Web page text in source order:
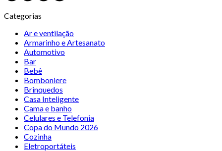
Categorias
Ar e ventilação
Armarinho e Artesanato
Automotivo
Bar
Bebê
Bomboniere
Brinquedos
Casa Inteligente
Cama e banho
Celulares e Telefonia
Copa do Mundo 2026
Cozinha
Eletroportáteis